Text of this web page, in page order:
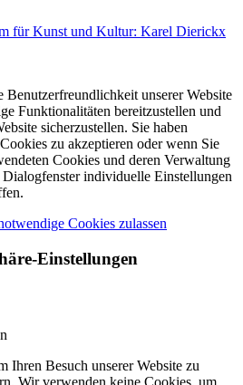
für Kunst und Kultur: Karel Dierickx
unserer Website
Funktionalitäten bereitzustellen und
sicherzustellen. Sie haben
zu akzeptieren oder wenn Sie
Cookies und deren Verwaltung
Dialogfenster individuelle Einstellungen
Cookies zulassen
Einstellungen
Ihren Besuch unserer Website zu